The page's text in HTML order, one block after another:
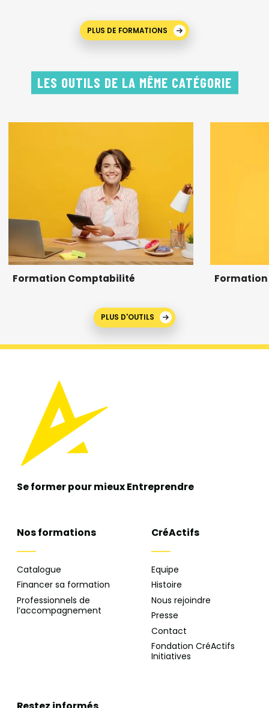
PLUS DE FORMATIONS
LES OUTILS DE LA MÊME CATÉGORIE
Formation Comptabilité
PLUS D'OUTILS
Se former pour mieuxEntreprendre
Nos formations
Catalogue
Financer sa formation
Professionnels de
l’accompagnement
CréActifs
Equipe
Histoire
Nous rejoindre
Presse
Contact
Fondation CréActifs
Initiatives